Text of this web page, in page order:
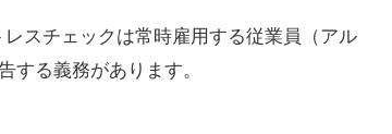
スチェックは常時雇用する従業員（アル
する義務があります。